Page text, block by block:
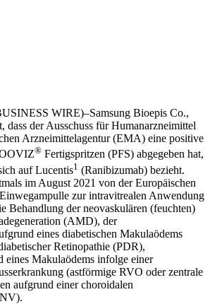
WIRE)–Samsung Bioepis Co.,
dass der Ausschuss für Humanarzneimittel
Arzneimittelagentur (EMA) eine positive
® Fertigspritzen (PFS) abgegeben hat,
auf Lucentis1 (Ranibizumab) bezieht.
im August 2021 von der Europäischen
zur intravitrealen Anwendung
Behandlung der neovaskulären (feuchten)
(AMD), der
eines diabetischen Makulaödems
Retinopathie (PDR),
eines Makulaödems infolge einer
(astförmige RVO oder zentrale
aufgrund einer choroidalen